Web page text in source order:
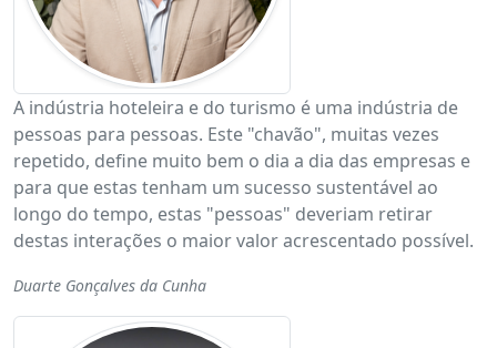
A indústria hoteleira e do turismo é uma indústria de
pessoas para pessoas. Este "chavão", muitas vezes
repetido, define muito bem o dia a dia das empresas e
para que estas tenham um sucesso sustentável ao
longo do tempo, estas "pessoas" deveriam retirar
destas interações o maior valor acrescentado possível.
Duarte Gonçalves da Cunha